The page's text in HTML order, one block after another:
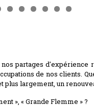
partages
de nos clients.
largement, un
», « Grande Flemme » ?